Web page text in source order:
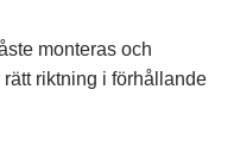
monteras och
riktning i förhållande